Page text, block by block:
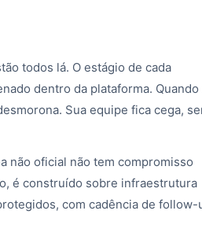
todos lá. O estágio de cada
dentro da plataforma. Quando
Sua equipe fica cega,
não oficial não tem compromisso
é construído sobre infraestrutura
com cadência de follow-